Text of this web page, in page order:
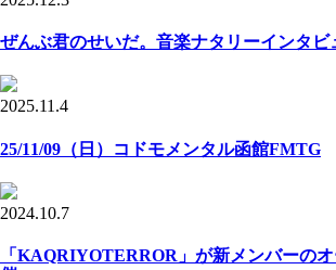
ぜんぶ君のせいだ。音楽ナタリーインタビ
2025.11.4
25/11/09（日）コドモメンタル函館FMTG
2024.10.7
「KAQRIYOTERROR」が新メンバーの